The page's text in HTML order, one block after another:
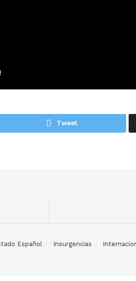
Tweet
Español Insurgencias